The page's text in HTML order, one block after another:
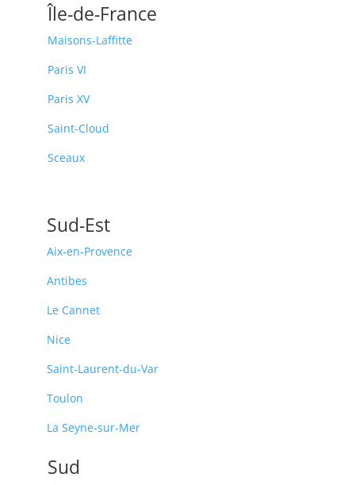
Île-de-France
Maisons-Laffitte
Paris VI
Paris XV
Saint-Cloud
Sceaux
Sud-Est
Aix-en-Provence
Antibes
Le Cannet
Nice
Saint-Laurent-du-Var
Toulon
La Seyne-sur-Mer
Sud